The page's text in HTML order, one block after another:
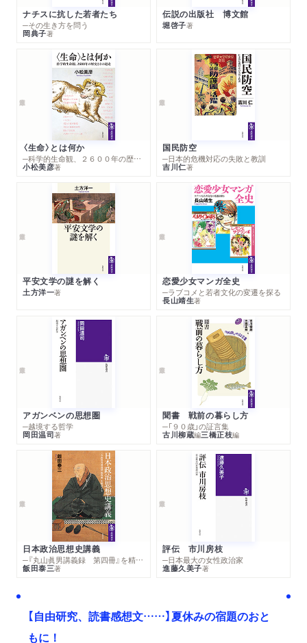
ナチスに抗した若者たち
─その生き方を問う
岡典子著
伝説の出版社 博文館
堀啓子著
〈生命〉とは何か
─科学的生命観、２６００年の歴史とその超克
小松美彦著
国民防空
─日本的危機対応の失敗と教訓
吉川仁著
平安文学の謎を解く
土方洋一著
恋愛少女マンガ全史
─ラブコメと若者文化の変遷を探る
長山靖生著
アガンベンの思想圏
─越境する哲学
岡田温司著
聞書 戦前の暮らし方
─「９０歳」の証言集
古川柳蔵編三橋正枝編
日本政治思想史講義
─『丸山眞男講義録 第四冊』を精読する
飯田泰三著
評伝 市川房枝
─日本最大の女性政治家
進藤久美子著
【自由研究、読書感想文……】夏休みの宿題のおと
もに！